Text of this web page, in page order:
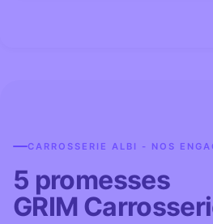
CARROSSERIE ALBI - NOS
5 promesses
GRIM